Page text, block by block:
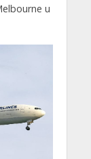
u